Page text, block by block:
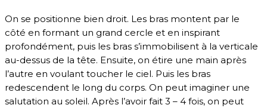
On se positionne bien droit. Les bras montent par le
côté en formant un grand cercle et en inspirant
profondément, puis les bras s’immobilisent à la verticale
au-dessus de la tête. Ensuite, on étire une main après
l’autre en voulant toucher le ciel. Puis les bras
redescendent le long du corps. On peut imaginer une
salutation au soleil. Après l’avoir fait 3 – 4 fois, on peut